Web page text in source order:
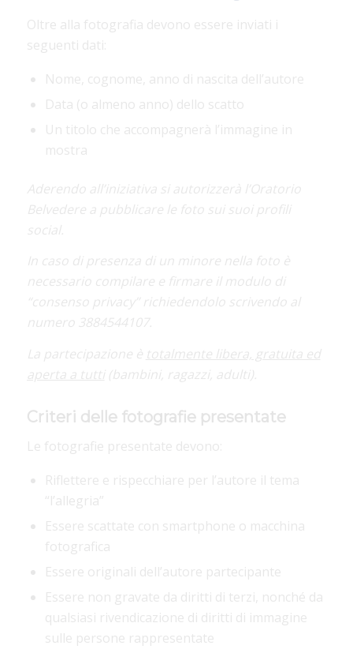
Oltre alla fotografia devono essere inviati i
seguenti dati:
Nome, cognome, anno di nascita dell’autore
Data (o almeno anno) dello scatto
Un titolo che accompagnerà l’immagine in
mostra
Aderendo all’iniziativa si autorizzerà l’Oratorio
Belvedere a pubblicare le foto sui suoi profili
social.
In caso di presenza di un minore nella foto è
necessario compilare e firmare il modulo di
“consenso privacy” richiedendolo scrivendo al
numero 3884544107.
La partecipazione è totalmente libera, gratuita ed
aperta a tutti(bambini, ragazzi, adulti).
Criteri delle fotografie presentate
Le fotografie presentate devono:
Riflettere e rispecchiare per l’autore il tema
“l’allegria”
Essere scattate con smartphone o macchina
fotografica
Essere originali dell’autore partecipante
Essere non gravate da diritti di terzi, nonché da
qualsiasi rivendicazione di diritti di immagine
sulle persone rappresentate